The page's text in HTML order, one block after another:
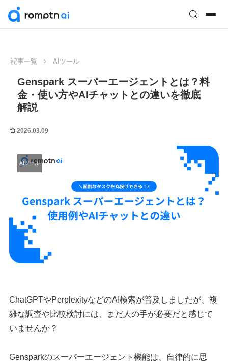
記事一覧 AIツール
Genspark スーパーエージェントとは？料
金・使い方やAIチャットとの違いを徹底
解説
2026.03.09
AIツール
ChatGPTやPerplexityなどのAI検索が普及しましたが、複
雑な調査や比較検討には、まだ人の手が必要だと感じて
いませんか？
Gensparkのスーパーエージェント機能は、自律的に思